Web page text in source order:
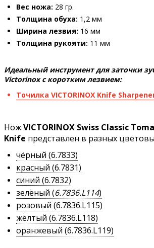
Вес ножа: 28 гр.
Толщина обуха: 1,2 мм
Ширина лезвия: 16 мм
Толщина рукояти: 11 мм
Идеальный инструмент для заточки
Victorinox с коротким лезвием:
Точилка VICTORINOX Knife
НожVICTORINOX Swiss Classic
Knife представлен в разных
чёрный (6.7833)
красный (6.7831)
синий (6.7832)
зелёный (6.7836.L114)
розовый (6.7836.L115)
жёлтый (6.7836.L118)
оранжевый (6.7836.L119)